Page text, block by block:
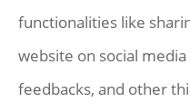
functionalities like
website on social
feedbacks, and other